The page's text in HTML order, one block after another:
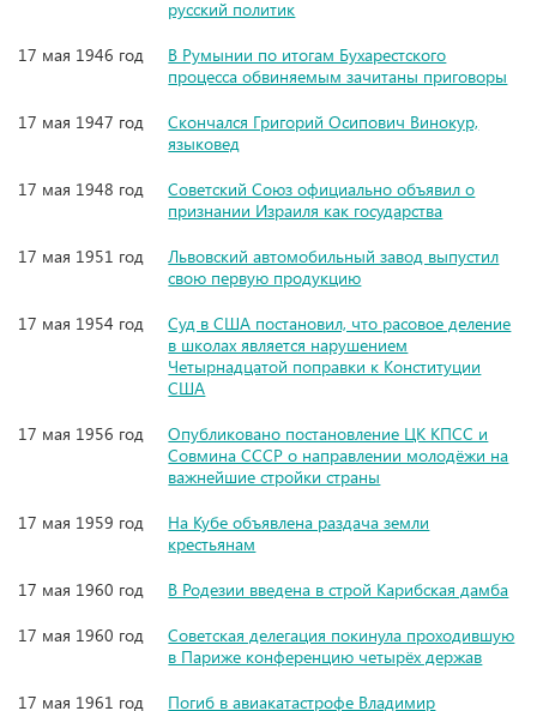
русский политик
17 мая 1946 год
В Румынии по итогам Бухарестского
процесса обвиняемым зачитаны приговоры
17 мая 1947 год
Скончался Григорий Осипович Винокур,
языковед
17 мая 1948 год
Советский Союз официально объявил о
признании Израиля как государства
17 мая 1951 год
Львовский автомобильный завод выпустил
свою первую продукцию
17 мая 1954 год
Суд в США постановил, что расовое деление
в школах является нарушением
Четырнадцатой поправки к Конституции
США
17 мая 1956 год
Опубликовано постановление ЦК КПСС и
Совмина СССР о направлении молодёжи на
важнейшие стройки страны
17 мая 1959 год
На Кубе объявлена раздача земли
крестьянам
17 мая 1960 год
В Родезии введена в строй Карибская дамба
17 мая 1960 год
Советская делегация покинула проходившую
в Париже конференцию четырёх держав
17 мая 1961 год
Погиб в авиакатастрофе Владимир